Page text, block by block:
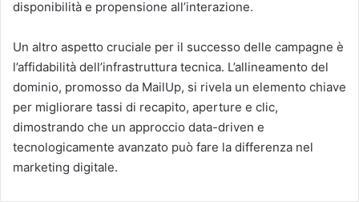
disponibilità e propensione all’interazione.
Un altro aspetto cruciale per il successo delle campagne è
l’affidabilità dell’infrastruttura tecnica. L’allineamento del
dominio, promosso da MailUp, si rivela un elemento chiave
per migliorare tassi di recapito, aperture e clic,
dimostrando che un approccio data-driven e
tecnologicamente avanzato può fare la differenza nel
marketing digitale.